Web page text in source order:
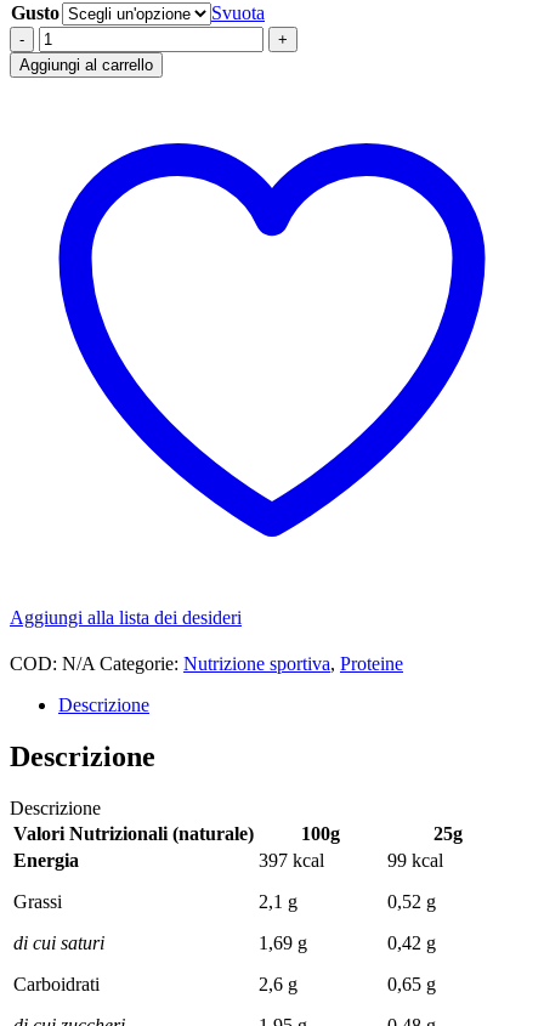
Gusto
Svuota
Iso
Whey
ZERO
NUTRITION
quantità
Aggiungi al carrello
Aggiungi alla lista dei desideri
COD: N/A Categorie: Nutrizione sportiva, Proteine
Descrizione
Descrizione
Descrizione
Valori Nutrizionali (naturale)
100g
25g
Energia
Grassi
di cui saturi
Carboidrati
397 kcal
2,1 g
1,69 g
2,6 g
99 kcal
0,52 g
0,42 g
0,65 g